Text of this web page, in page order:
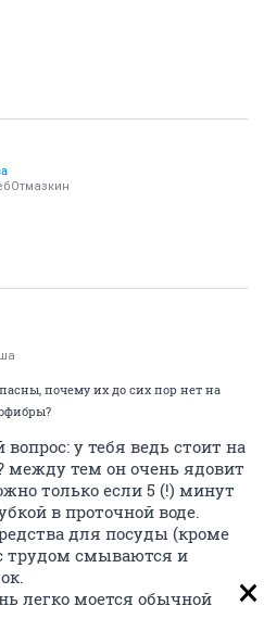
почему их до сих пор нет на
у тебя ведь стоит на
между тем он очень ядовит
только если 5 (!) минут
в проточной воде.
для посуды (кроме
трудом смываются и
легко моется обычной